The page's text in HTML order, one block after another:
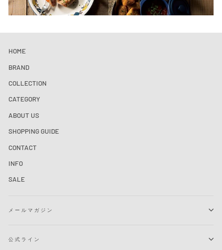
HOME
BRAND
COLLECTION
CATEGORY
ABOUT US
SHOPPING GUIDE
CONTACT
INFO
SALE
メールマガジン
公式ライン